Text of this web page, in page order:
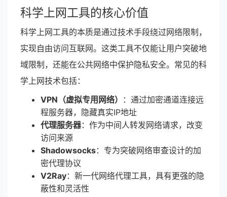
科学上网工具的核心价值
科学上网工具的本质是通过技术手段绕过网络限制，
实现自由访问互联网。这类工具不仅能让用户突破地
域限制，还能在公共网络中保护隐私安全。常见的科
学上网技术包括：
VPN（虚拟专用网络）
：通过加密通道连接远
程服务器，隐藏真实IP地址
代理服务器：作为中间人转发网络请求，改变
访问来源
Shadowsocks：专为突破网络审查设计的加
密代理协议
V2Ray：新一代网络代理工具，具有更强的隐
蔽性和灵活性